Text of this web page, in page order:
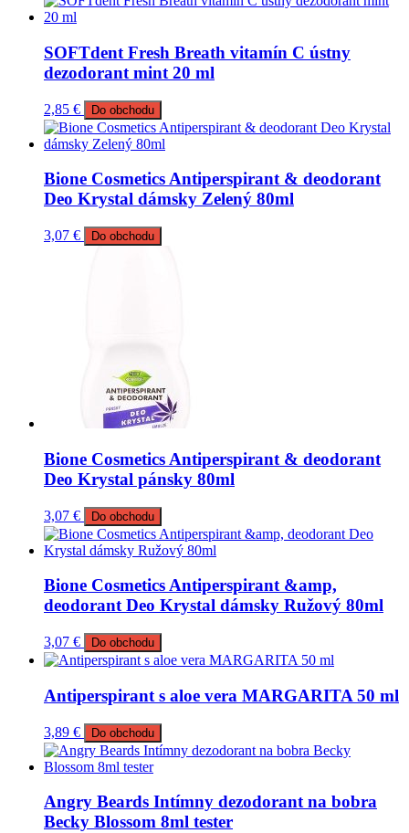
SOFTdent Fresh Breath vitamín C ústny
dezodorant mint 20 ml
2,85 € Do obchodu
Bione Cosmetics Antiperspirant & deodorant
Deo Krystal dámsky Zelený 80ml
3,07 € Do obchodu
Bione Cosmetics Antiperspirant & deodorant
Deo Krystal pánsky 80ml
3,07 € Do obchodu
Bione Cosmetics Antiperspirant &amp,
deodorant Deo Krystal dámsky Ružový 80ml
3,07 € Do obchodu
Antiperspirant s aloe vera MARGARITA 50 ml
3,89 € Do obchodu
Angry Beards Intímny dezodorant na bobra
Becky Blossom 8ml tester